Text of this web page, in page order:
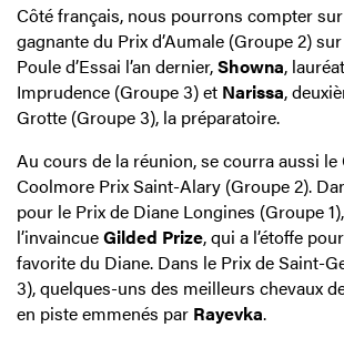
Côté français, nous pourrons compter sur
gagnante du Prix d’Aumale (Groupe 2)
Poule d’Essai l’an dernier,Showna,
Imprudence (Groupe 3) et Narissa,
Grotte (Groupe 3), la préparatoire.
Au cours de la réunion, se courra aussi
Coolmore Prix Saint-Alary (Groupe 2).
pour le Prix de Diane Longines (Groupe
l’invaincueGilded Prize, qui a l’étoffe
favorite du Diane. Dans le Prix de Saint-
3), quelques-uns des meilleurs chevaux
en piste emmenés par Rayevka.